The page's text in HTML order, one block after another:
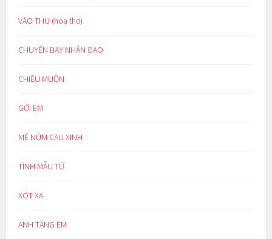
VÀO THU (hoạ thơ)
CHUYẾN BAY NHÂN ĐẠO
CHIỀU MUỘN
GỞI EM
MÊ NÚM CAU XINH
TÌNH MẪU TỬ
XÓT XA
ANH TẶNG EM